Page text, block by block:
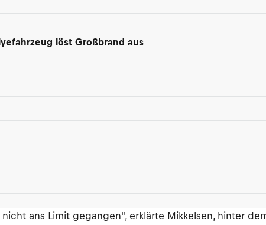
löst Großbrand aus
ans Limit gegangen", erklärte Mikkelsen, hinter